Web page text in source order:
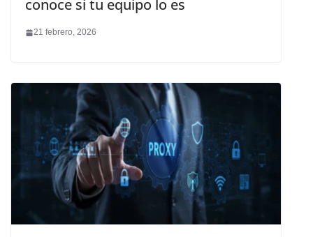
conoce si tu equipo lo es
21 febrero, 2026